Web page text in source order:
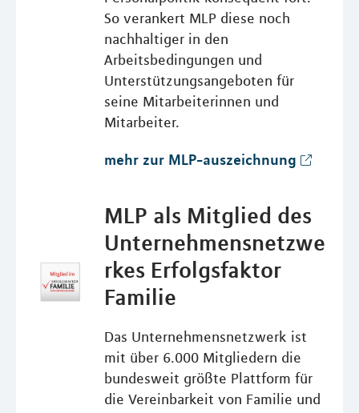
So verankert MLP diese noch
nachhaltiger in den
Arbeitsbedingungen und
Unterstützungsangeboten für
seine Mitarbeiterinnen und
Mitarbeiter.
mehr zur MLP-auszeichnung
MLP als Mitglied des
Unternehmensnetzwe
rkes Erfolgsfaktor
Familie
Das Unternehmensnetzwerk ist
mit über 6.000 Mitgliedern die
bundesweit größte Plattform für
die Vereinbarkeit von Familie und